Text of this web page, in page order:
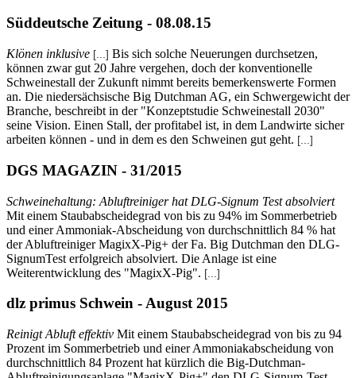
Süddeutsche Zeitung - 08.08.15
Klönen inklusive [...] Bis sich solche Neuerungen durchsetzen,
können zwar gut 20 Jahre vergehen, doch der konventionelle
Schweinestall der Zukunft nimmt bereits bemerkenswerte Formen
an. Die niedersächsische Big Dutchman AG, ein Schwergewicht der
Branche, beschreibt in der "Konzeptstudie Schweinestall 2030"
seine Vision. Einen Stall, der profitabel ist, in dem Landwirte sicher
arbeiten können - und in dem es den Schweinen gut geht. [...]
DGS MAGAZIN - 31/2015
Schweinehaltung: Abluftreiniger hat DLG-Signum Test absolviert
Mit einem Staubabscheidegrad von bis zu 94% im Sommerbetrieb
und einer Ammoniak-Abscheidung von durchschnittlich 84 % hat
der Abluftreiniger MagixX-Pig+ der Fa. Big Dutchman den DLG-
SignumTest erfolgreich absolviert. Die Anlage ist eine
Weiterentwicklung des "MagixX-Pig". [...]
dlz primus Schwein - August 2015
Reinigt Abluft effektiv Mit einem Staubabscheidegrad von bis zu 94
Prozent im Sommerbetrieb und einer Ammoniakabscheidung von
durchschnittlich 84 Prozent hat kürzlich die Big-Dutchman-